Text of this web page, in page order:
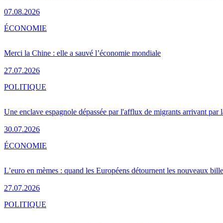
07.08.2026
Merci la Chine : elle a sauvé l’économie mondiale
27.07.2026
ÉCONOMIE
Une enclave espagnole dépassée par l'afflux de migrants arrivant par
30.07.2026
POLITIQUE
L’euro en mèmes : quand les Européens détournent les nouveaux
27.07.2026
ÉCONOMIE
POLITIQUE